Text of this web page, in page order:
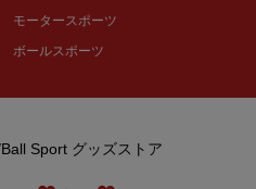
モータースポーツ
ボールスポーツ
Sport グッズストア